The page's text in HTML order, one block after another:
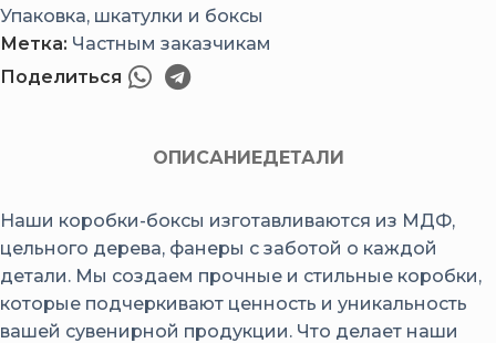
Упаковка, шкатулки и боксы
Метка: Частным заказчикам
Поделиться
ОПИСАНИЕДЕТАЛИ
Наши коробки-боксы изготавливаются из МДФ,
цельного дерева, фанеры с заботой о каждой
детали. Мы создаем прочные и стильные коробки,
которые подчеркивают ценность и уникальность
вашей сувенирной продукции. Что делает наши